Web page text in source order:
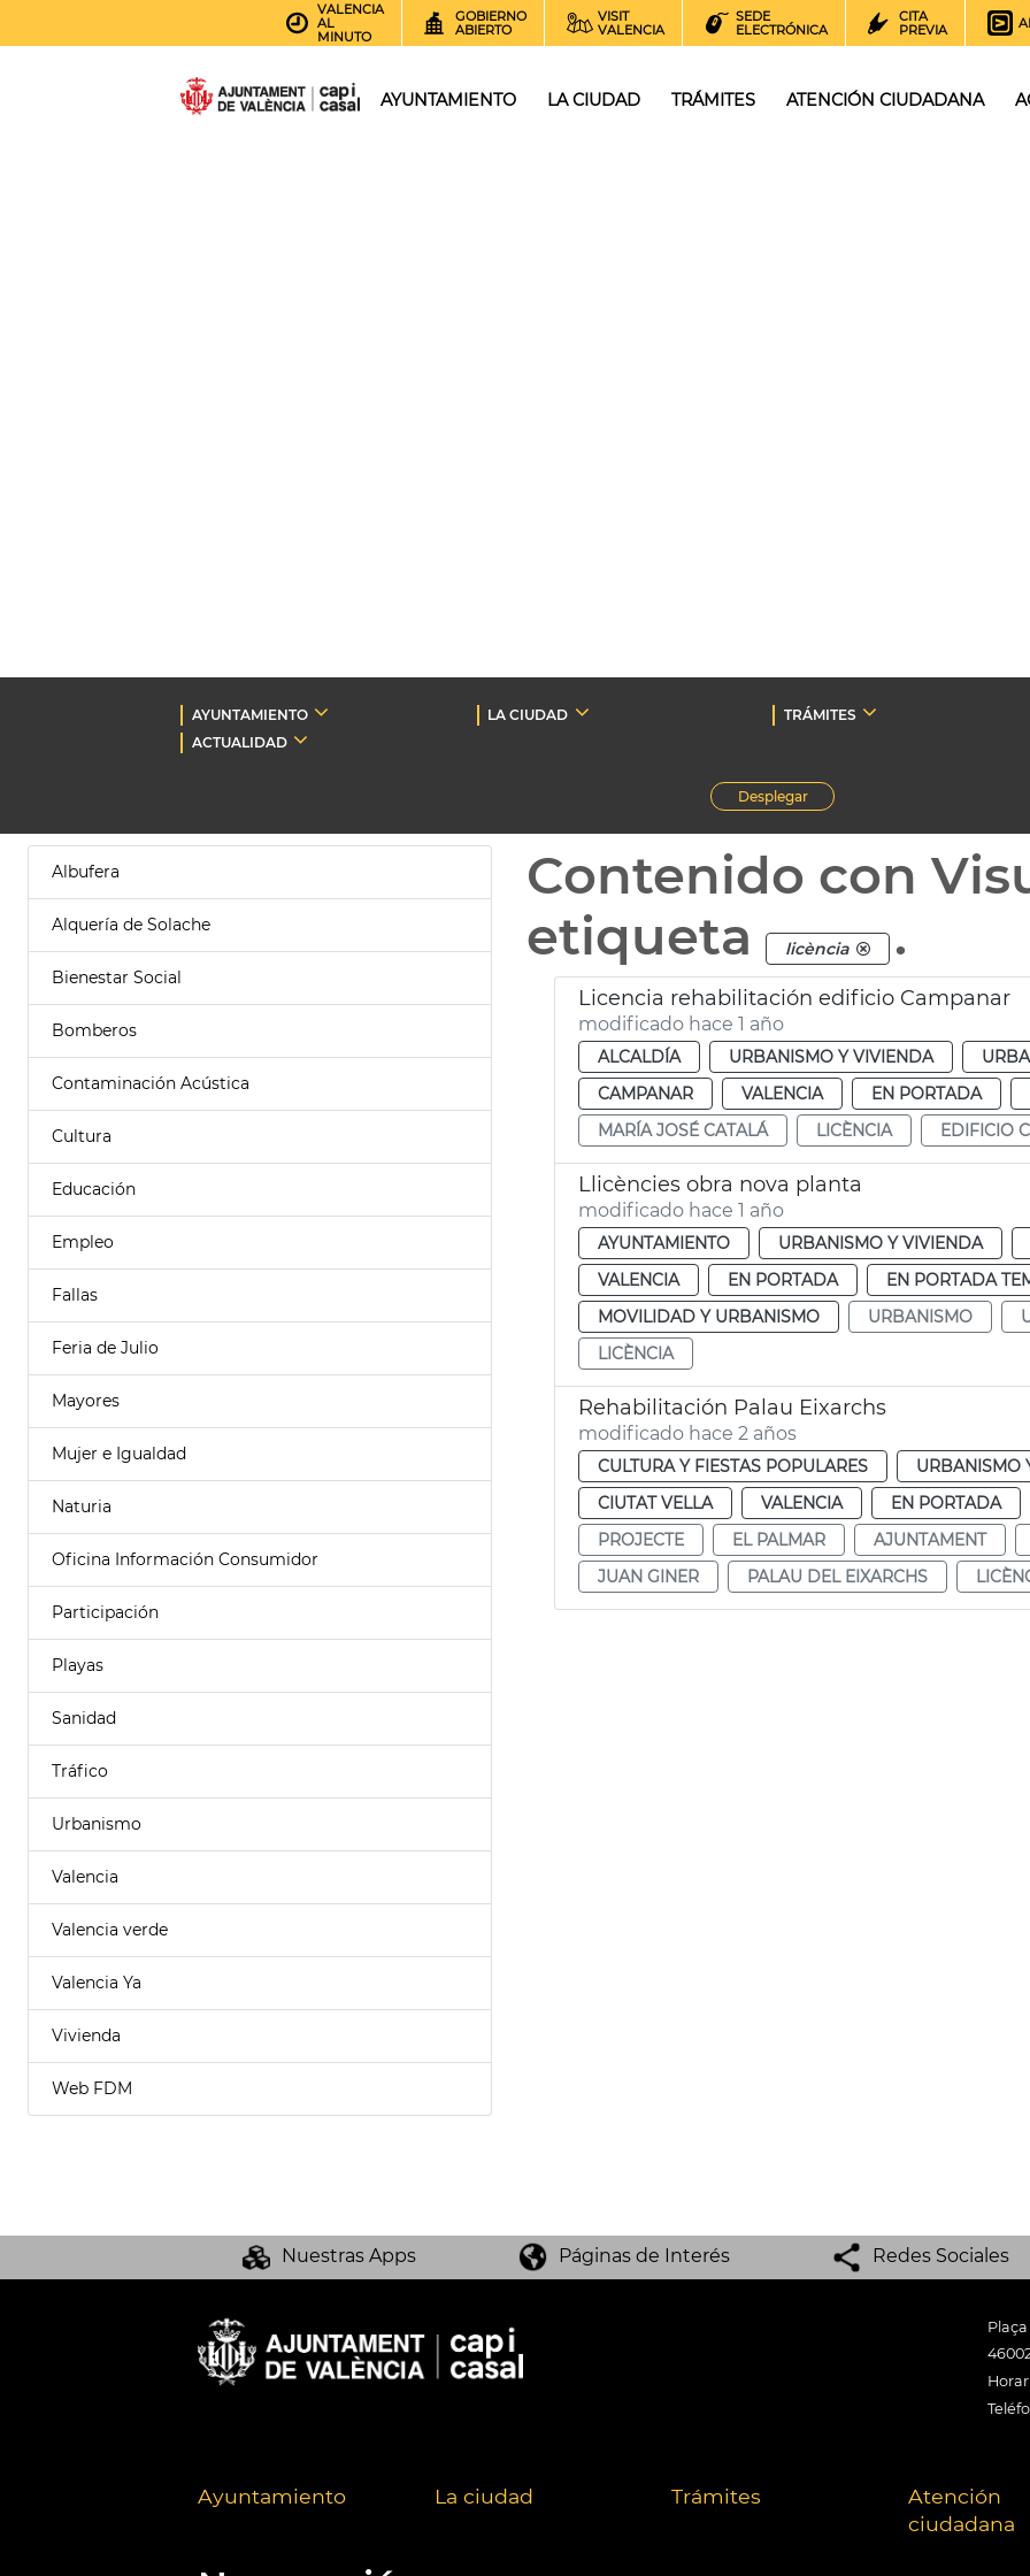
VALENCIA
AL
MINUTO
GOBIERNO
ABIERTO
VISIT
VALENCIA
SEDE
ELECTRÓNICA
CITA
PREVIA
AYUNTAMIENTO LA CIUDAD TRÁMITES ATENCIÓN CIUDADANA
AYUNTAMIENTO LA CIUDAD TRÁMITES
ACTUALIDAD
Desplegar
Albufera
Alquería de Solache
Bienestar Social
Bomberos
Contaminación Acústica
Cultura
Educación
Empleo
Fallas
Feria de Julio
Mayores
Mujer e Igualdad
Naturia
Oficina Información Consumidor
Participación
Playas
Sanidad
Tráfico
Urbanismo
Valencia
Valencia verde
Valencia Ya
Vivienda
Web FDM
Contenido con
etiqueta
licència .
Licencia rehabilitación edificio Campanar
modificado hace 1 año
ALCALDÍA URBANISMO Y VIVIENDA
CAMPANAR
VALENCIA EN PORTADA
MARÍA JOSÉ CATALÁ
LICÈNCIA EDIFICIO
Llicències obra nova planta
modificado hace 1 año
AYUNTAMIENTO URBANISMO Y VIVIENDA
VALENCIA
EN PORTADA EN PORTADA
MOVILIDAD Y URBANISMO
URBANISMO
LICÈNCIA
Rehabilitación Palau Eixarchs
modificado hace 2 años
CULTURA Y FIESTAS POPULARES URBANISMO
CIUTAT VELLA
VALENCIA EN PORTADA
PROJECTE
EL PALMAR AJUNTAMENT
JUAN GINER
PALAU DEL EIXARCHS
Nuestras Apps Páginas de Interés Redes Sociales
Ayuntamiento La ciudad Trámites
Atención
ciudadana